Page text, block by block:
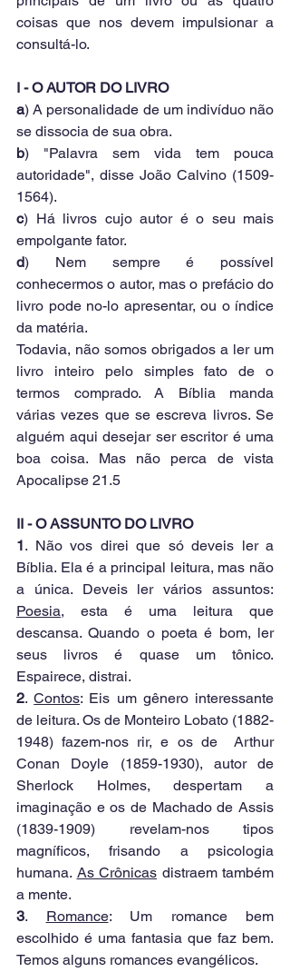
coisas que nos devem impulsionar a
consultá-lo.
I - O AUTOR DO LIVRO
a) A personalidade de um indivíduo não
se dissocia de sua obra.
b) "Palavra sem vida tem pouca
autoridade", disse João Calvino (1509-
1564).
c) Há livros cujo autor é o seu mais
empolgante fator.
d) Nem sempre é possível
conhecermos o autor, mas o prefácio do
livro pode no-lo apresentar, ou o índice
da matéria.
Todavia, não somos obrigados a ler um
livro inteiro pelo simples fato de o
termos comprado. A Bíblia manda
várias vezes que se escreva livros. Se
alguém aqui desejar ser escritor é uma
boa coisa. Mas não perca de vista
Apocalipse 21.5
II - O ASSUNTO DO LIVRO
1. Não vos direi que só deveis ler a
Bíblia. Ela é a principal leitura, mas não
Poesia, esta é uma leitura que
descansa. Quando o poeta é bom, ler
seus livros é quase um tônico.
Espairece, distrai.
2. Contos: Eis um gênero interessante
de leitura. Os de Monteiro Lobato (1882-
1948) fazem-nos rir, e os de  Arthur
Conan Doyle (1859-1930), autor de
Sherlock Holmes, despertam a
imaginação e os de Machado de Assis
(1839-1909) revelam-nos tipos
magníficos, frisando a psicologia
humana. As Crônicas distraem também
a mente.
3. Romance: Um romance bem
escolhido é uma fantasia que faz bem.
Temos alguns romances evangélicos.